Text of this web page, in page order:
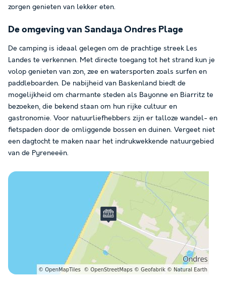
zorgen genieten van lekker eten.
De omgeving van Sandaya Ondres Plage
De camping is ideaal gelegen om de prachtige streek Les
Landes te verkennen. Met directe toegang tot het strand kun je
volop genieten van zon, zee en watersporten zoals surfen en
paddleboarden. De nabijheid van Baskenland biedt de
mogelijkheid om charmante steden als Bayonne en Biarritz te
bezoeken, die bekend staan om hun rijke cultuur en
gastronomie. Voor natuurliefhebbers zijn er talloze wandel- en
fietspaden door de omliggende bossen en duinen. Vergeet niet
een dagtocht te maken naar het indrukwekkende natuurgebied
van de Pyreneeën.